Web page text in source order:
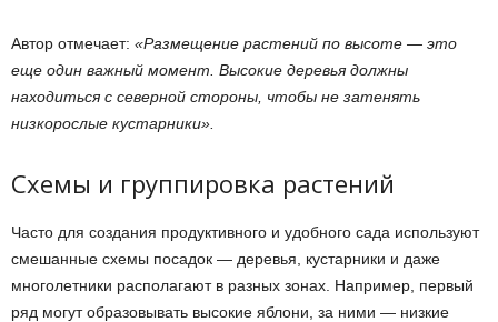
Автор отмечает: «Размещение растений по высоте — это
еще один важный момент. Высокие деревья должны
находиться с северной стороны, чтобы не затенять
низкорослые кустарники».
Схемы и группировка растений
Часто для создания продуктивного и удобного сада используют
смешанные схемы посадок — деревья, кустарники и даже
многолетники располагают в разных зонах. Например, первый
ряд могут образовывать высокие яблони, за ними — низкие